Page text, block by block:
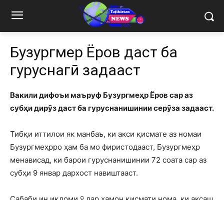
Бузургмеҳр Ёров даст ба
гуруснагӣ задааст
Вакили дифоъи маъруф Бузургмеҳр Ёров сар аз
субҳи дирӯз даст ба гуруснанишинии серӯза задааст.
Тибқи иттилои як манбаъ, ки акси қисмате аз номаи
Бузургмеҳрро ҳам ба мо фиристодааст, Бузургмеҳр
менависад, ки барои гуруснанишинии 72 соата сар аз
субҳи 9 январ дархост навиштааст.